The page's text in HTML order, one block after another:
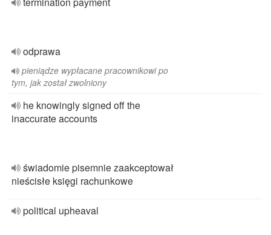
odprawa
pieniądze wypłacane pracownikowi po
tym, jak został zwolniony
he knowingly signed off the
inaccurate accounts
świadomie pisemnie zaakceptował
nieścisłe księgi rachunkowe
political upheaval